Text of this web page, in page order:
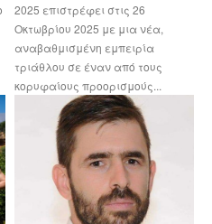
2025 επιστρέφει στις 26
Οκτωβρίου 2025 με μια νέα,
αναβαθμισμένη εμπειρία
τριάθλου σε έναν από τους
κορυφαίους προορισμούς...